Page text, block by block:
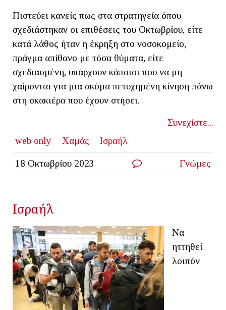
Πιστεύει κανείς πως στα στρατηγεία όπου
σχεδιάστηκαν οι επιθέσεις του Οκτωβρίου, είτε
κατά λάθος ήταν η έκρηξη στο νοσοκομείο,
πράγμα απίθανο με τόσα θύματα, είτε
σχεδιασμένη, υπάρχουν κάποιοι που να μη
χαίρονται για μια ακόμα πετυχημένη κίνηση πάνω
στη σκακιέρα που έχουν στήσει.
Συνεχίστε...
web only
Χαμάς Ισραήλ
18 Οκτωβρίου 2023 Γνώμες
Ισραήλ
Να
ηττηθεί
λοιπόν